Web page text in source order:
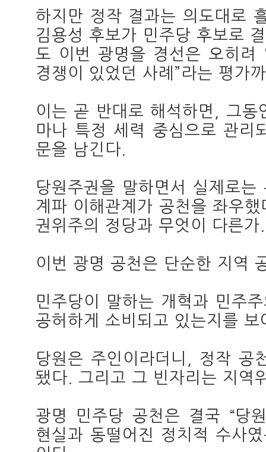
하지만 정작 결과는 의도대로
김용성 후보가 민주당 후보로
도 이번 광명을 경선은 오히려
경쟁이 있었던 사례”라는 평가
이는 곧 반대로 해석하면, 그
마나 특정 세력 중심으로 관리
문을 남긴다.
당원주권을 말하면서 실제로
계파 이해관계가 공천을 좌우
권위주의 정당과 무엇이 다른가.
이번 광명 공천은 단순한 지역
민주당이 말하는 개혁과 민주
공허하게 소비되고 있는지를
당원은 주인이라더니, 정작 공
됐다. 그리고 그 빈자리는 지역
광명 민주당 공천은 결국 “당
현실과 동떨어진 정치적 수사